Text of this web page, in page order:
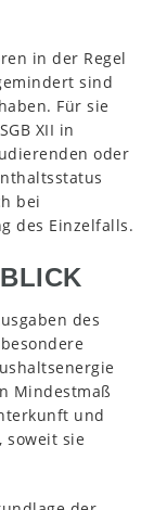
in der Regel
sind
Für sie
XII in
oder
bei
des Einzelfalls.
des
Mindestmaß
und
soweit sie